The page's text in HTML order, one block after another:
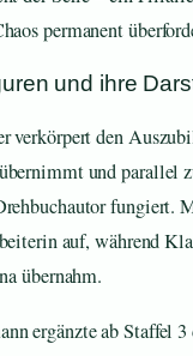
permanent
und ihre
verkörpert den
und parallel
fungiert.
auf, während
übernahm.
ergänzte ab Staffel